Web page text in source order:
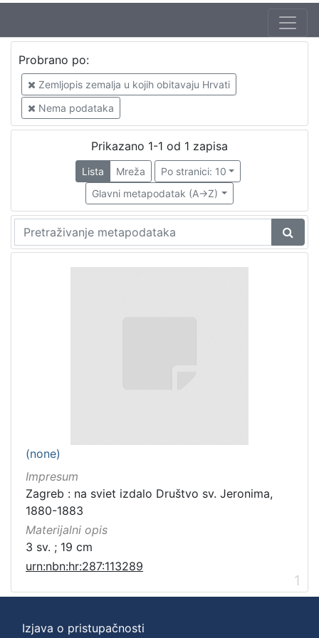
Probrano po:
Zemljopis zemalja u kojih obitavaju Hrvati
Nema podataka
Prikazano 1-1 od 1 zapisa
Lista Mreža
Po stranici: 10
Glavni metapodatak (A->Z)
(none)
Impresum
Zagreb : na sviet izdalo Društvo sv. Jeronima,
1880-1883
Materijalni opis
3 sv. ; 19 cm
urn:nbn:hr:287:113289
1
Izjava o pristupačnosti